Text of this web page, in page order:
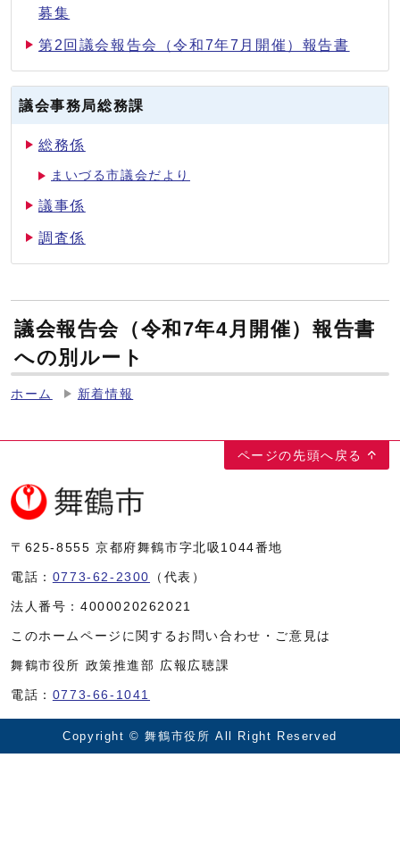
募集
第2回議会報告会（令和7年7月開催）報告書
議会事務局総務課
総務係
まいづる市議会だより
議事係
調査係
議会報告会（令和7年4月開催）報告書
への別ルート
ホーム 新着情報
ページの先頭へ戻る
〒625-8555 京都府舞鶴市字北吸1044番地
電話： 0773-62-2300 （代表）
法人番号： 4000020262021
このホームページに関するお問い合わせ・ご意見は
舞鶴市役所 政策推進部 広報広聴課
電話： 0773-66-1041
Copyright © 舞鶴市役所 All Right Reserved